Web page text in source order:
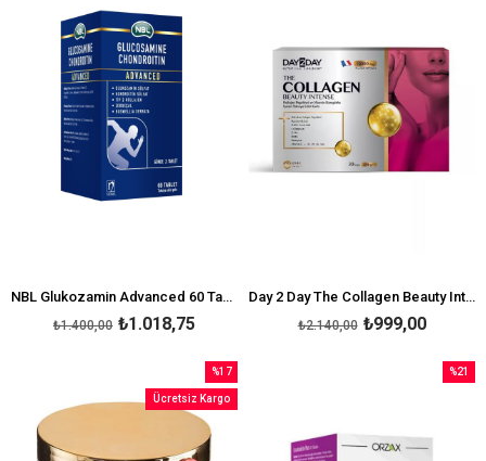
NBL Glukozamin Advanced 60 Tablet
₺1.018,75
₺1.400,00
Day 2 Day The Collagen Beauty Intense 30 Saşe
₺999,00
₺2.140,00
%17
İndirim
Ücretsiz Kargo
%21